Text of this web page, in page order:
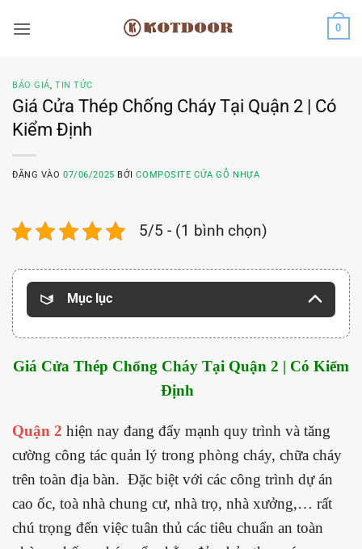
qua
0
BÁO GIÁ,TIN TỨC
Giá Cửa Thép Chống Cháy Tại Quận 2 | Có
Kiểm Định
ĐĂNG VÀO07/06/2025 BỞICOMPOSITE CỬA GỖ NHỰA
5/5 - (1 bình chọn)
Mục lục
Giá Cửa Thép Chống Cháy Tại Quận 2 | Có Kiểm
Định
Quận 2 hiện nay đang đẩy mạnh quy trình và tăng
cường công tác quản lý trong phòng cháy, chữa cháy
trên toàn địa bàn. Đặc biệt với các công trình dự án
cao ốc, toà nhà chung cư, nhà trọ, nhà xưởng,… rất
chú trọng đến việc tuân thủ các tiêu chuẩn an toàn